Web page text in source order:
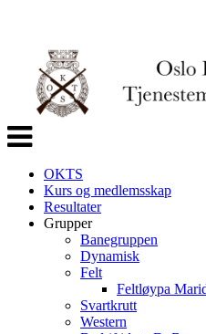
Veksle
navigasjon
OKTS
Kurs og medlemsskap
Resultater
Grupper
Banegruppen
Dynamisk
Felt
Feltløypa
Svartkrutt
Western